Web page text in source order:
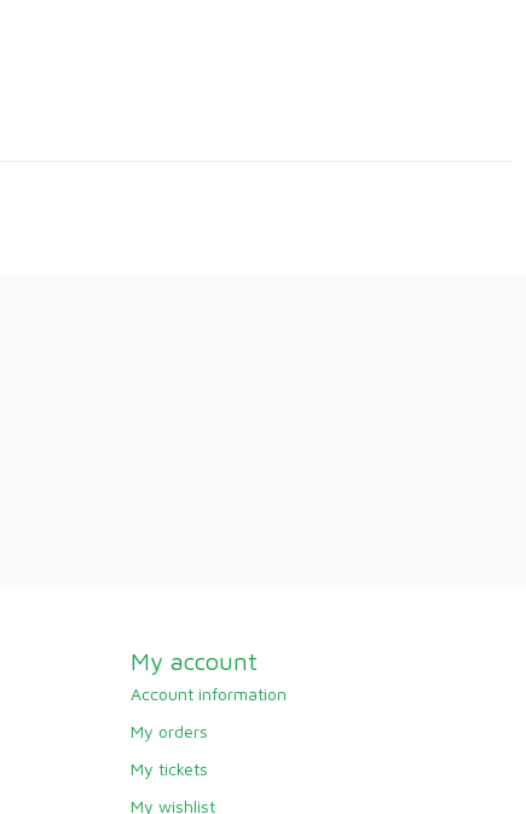
My account
Account information
My orders
My tickets
My wishlist